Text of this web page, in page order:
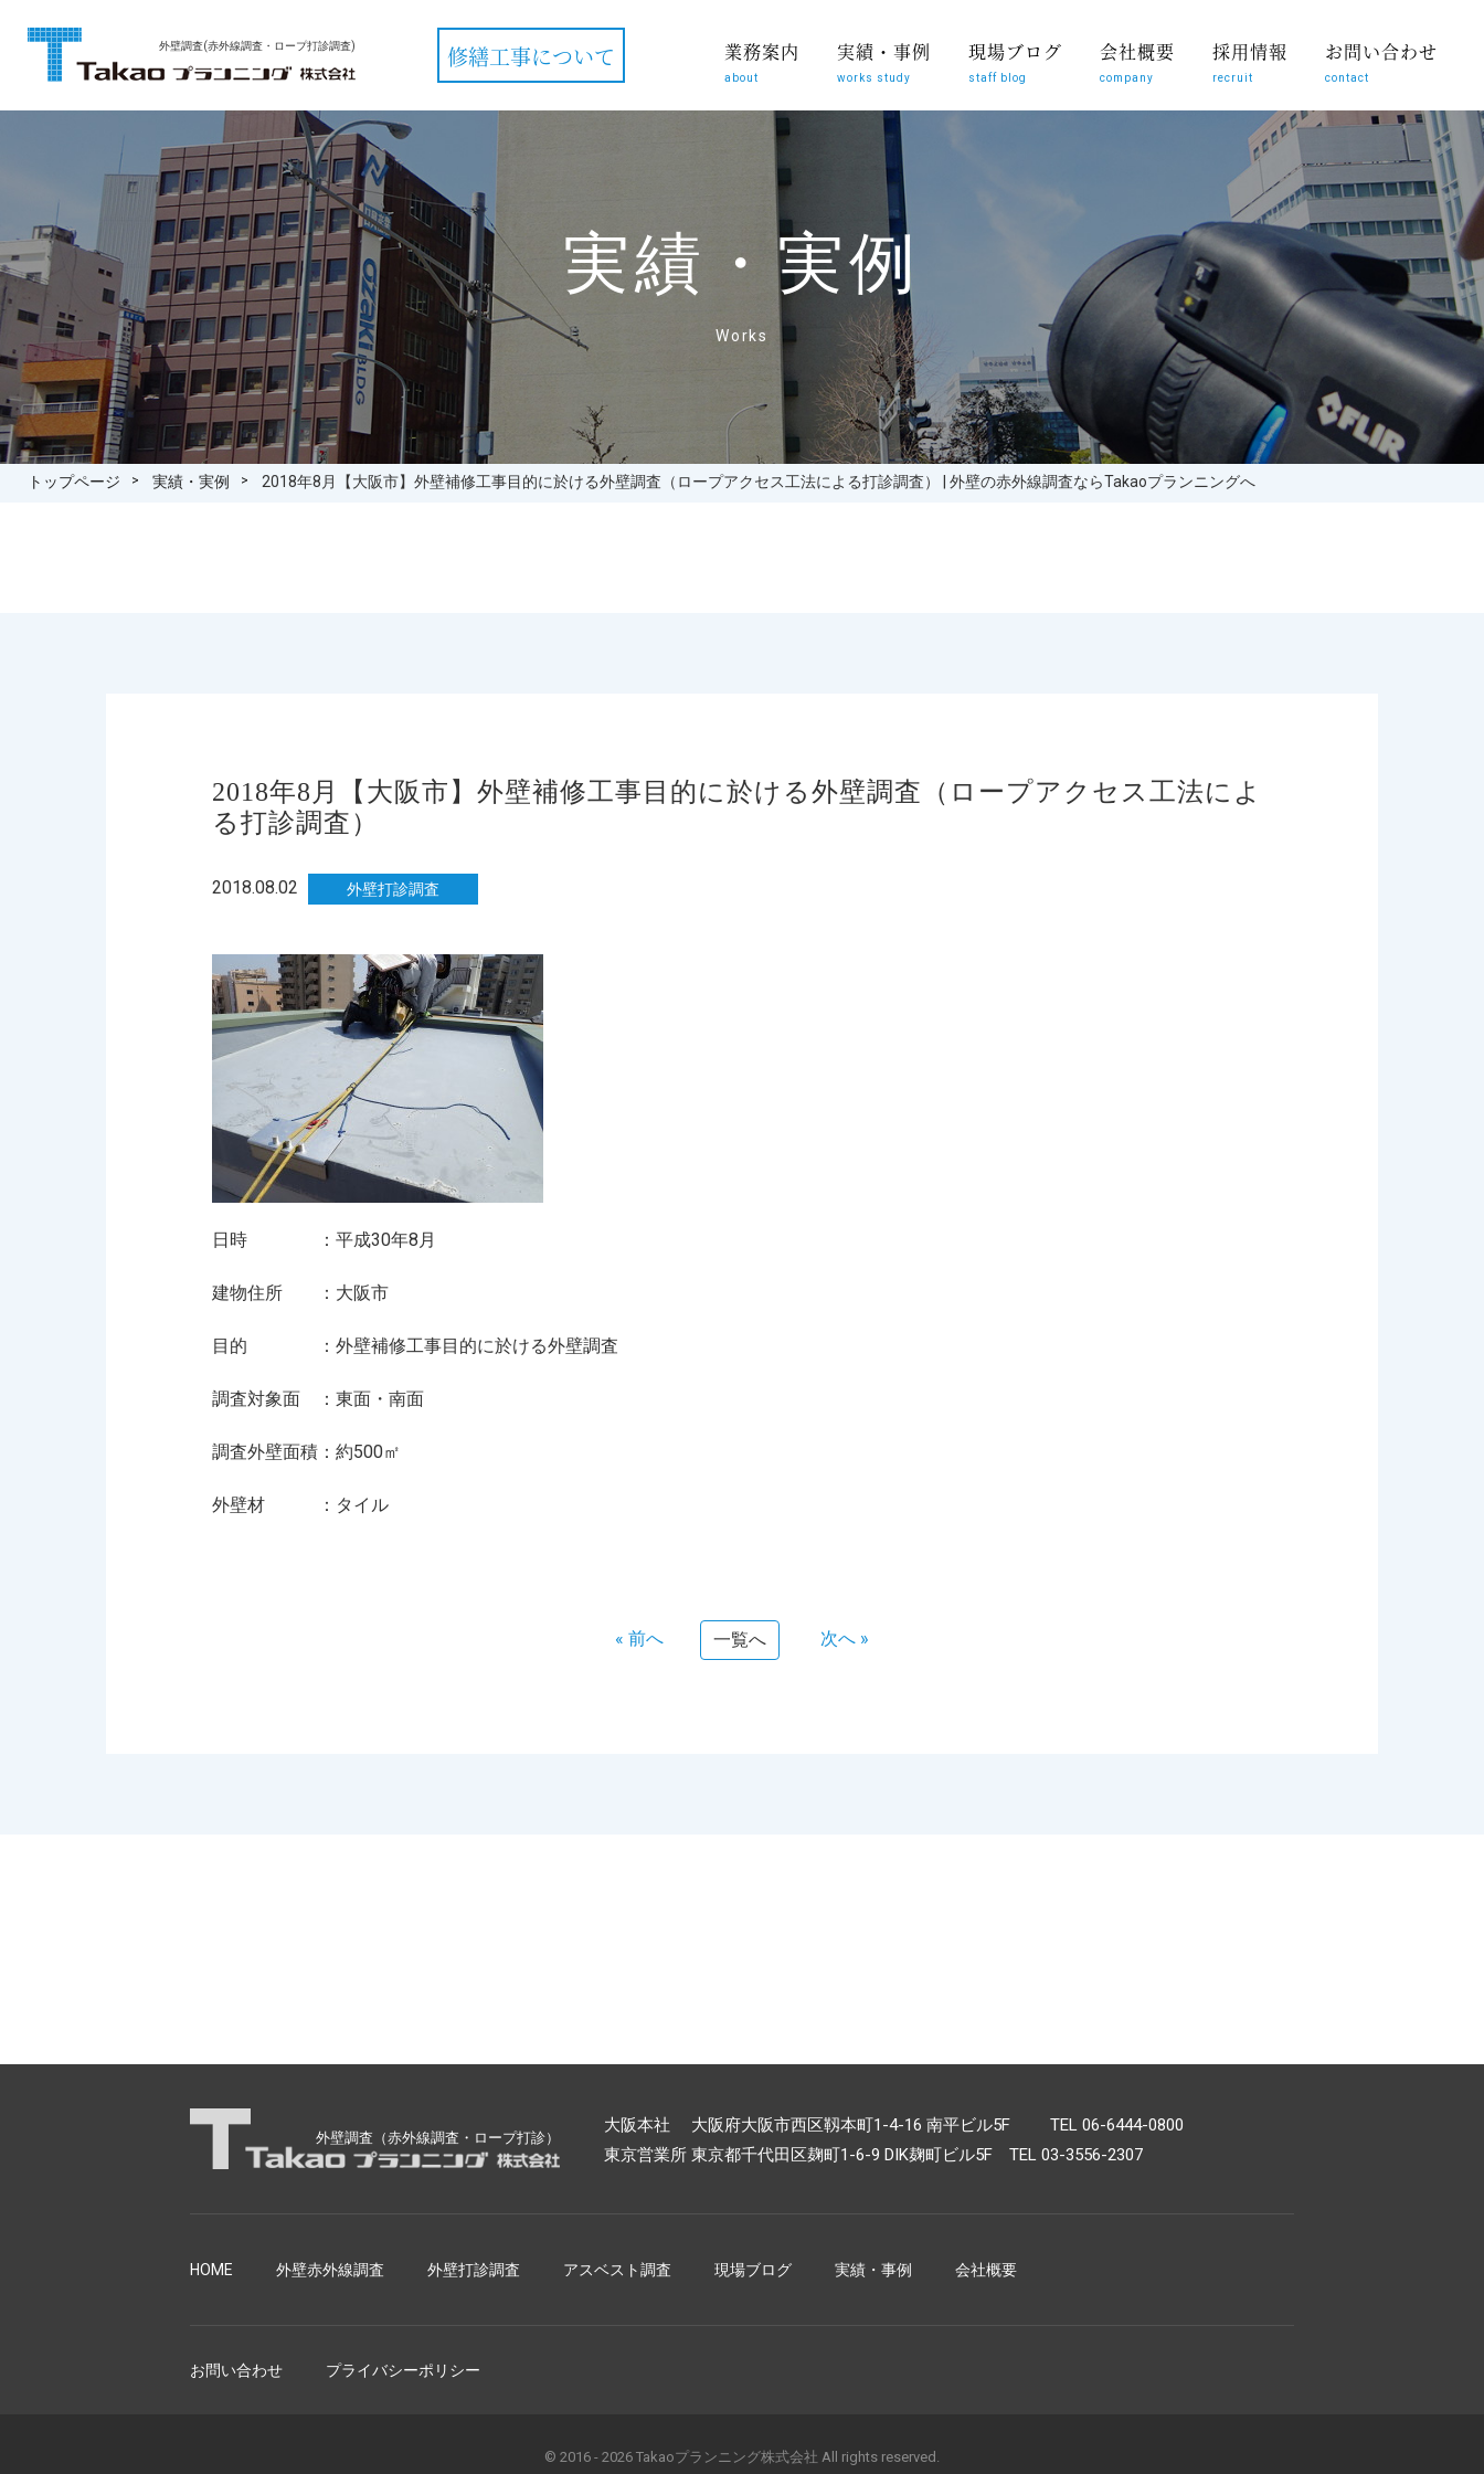
外壁調査(赤外線調査・ロープ打診調査) 修繕工事について 業務案内
about
実績・事例
works study
現場ブログ
staff blog
会社概要
company
採用情報
recruit
お問い合わせ
contact
実績・実例
Works
トップページ 実績・実例 2018年8月【大阪市】外壁補修工事目的に於ける外壁調査（ロープアクセス工法による打診調査） | 外壁の赤外線調査ならTakaoプランニングへ
2018年8月【大阪市】外壁補修工事目的に於ける外壁調査（ロープアクセス工法によ
る打診調査）
2018.08.02 外壁打診調査
日時 ：平成30年8月
建物住所 ：大阪市
目的 ：外壁補修工事目的に於ける外壁調査
調査対象面 ：東面・南面
調査外壁面積：約500㎡
外壁材 ：タイル
« 前へ 一覧へ 次へ »
外壁調査（赤外線調査・ロープ打診）
大阪本社 大阪府大阪市西区靱本町1-4-16 南平ビル5F TEL 06-6444-0800
東京営業所 東京都千代田区麹町1-6-9 DIK麹町ビル5F TEL 03-3556-2307
HOME 外壁赤外線調査 外壁打診調査 アスベスト調査 現場ブログ 実績・事例 会社概要
お問い合わせ プライバシーポリシー
© 2016 - 2026 Takaoプランニング株式会社 All rights reserved.